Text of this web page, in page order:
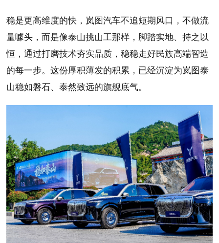
稳是更高维度的快，岚图汽车不追短期风口，不做流
量噱头，而是像泰山挑山工那样，脚踏实地、持之以
恒，通过打磨技术夯实品质，稳稳走好民族高端智造
的每一步。这份厚积薄发的积累，已经沉淀为岚图泰
山稳如磐石、泰然致远的旗舰底气。